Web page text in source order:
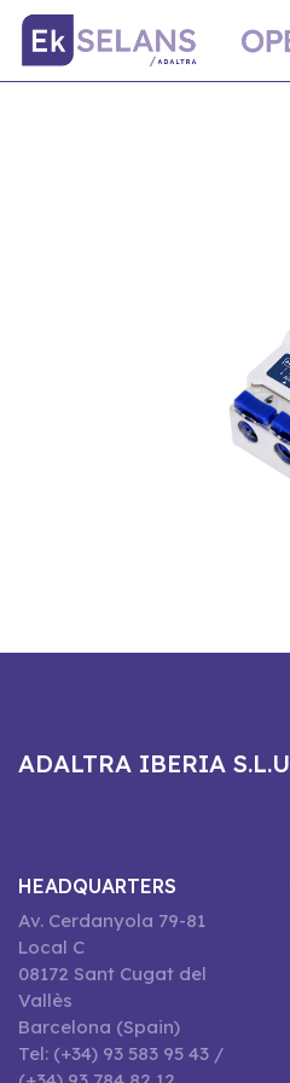
ADALTRA IBERIA
HEADQUARTERS
Av. Cerdanyola 79-81
Local C
08172 Sant Cugat del
Vallès
Barcelona (Spain)
Tel: (+34) 93 583 95 43 /